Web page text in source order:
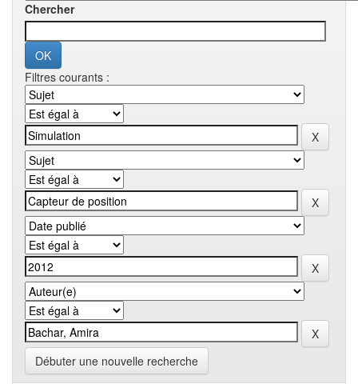
Chercher
Filtres courants :
Débuter une nouvelle recherche